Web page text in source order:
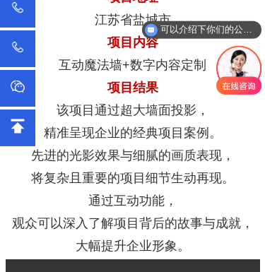
江苏省盐城市
项目内容
互动魔法墙+数字内容定制
项目结果
该项目通过超大墙面投影，
精准呈现企业的经典项目案例。
先进的光影效果与细腻的画质表现，
将复杂且重要的项目细节生动再现。
通过互动功能，
观众可以深入了解项目背后的故事与成就，
大幅提升企业形象。
可以介绍下你们的公司么？